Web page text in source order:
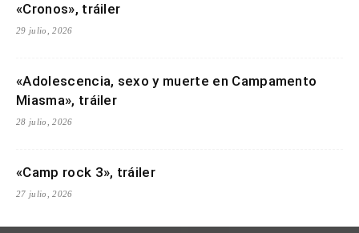
«Cronos», tráiler
29 julio, 2026
«Adolescencia, sexo y muerte en Campamento
Miasma», tráiler
28 julio, 2026
«Camp rock 3», tráiler
27 julio, 2026